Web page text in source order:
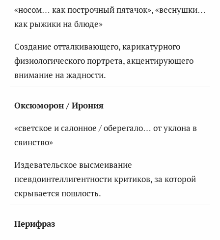
«носом… как построчный пятачок», «веснушки…
как рыжики на блюде»
Создание отталкивающего, карикатурного
физиологического портрета, акцентирующего
внимание на жадности.
Оксюморон / Ирония
«светское и салонное / оберегало… от уклона в
свинство»
Издевательское высмеивание
псевдоинтеллигентности критиков, за которой
скрывается пошлость.
Перифраз